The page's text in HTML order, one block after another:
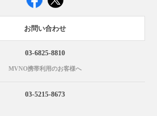
お問い合わせ
03-6825-8810
MVNO携帯利用のお客様へ
03-5215-8673